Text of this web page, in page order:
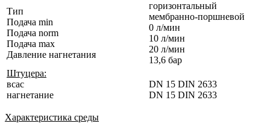
Тип
Подача min
Подача norm
Подача max
Давление нагнетания
горизонтальный
мембранно-поршневой
0 л/мин
10 л/мин
20 л/мин
13,6 бар
Штуцера:
всас
нагнетание
DN 15 DIN 2633
DN 15 DIN 2633
Характеристика среды